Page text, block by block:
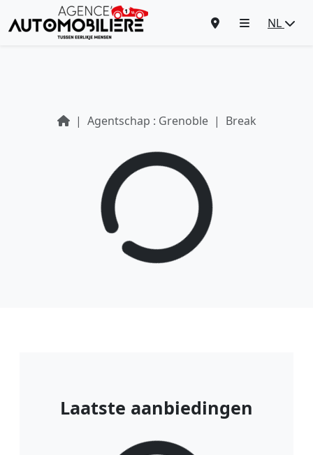
NL
Agentschap : Grenoble Break
Laatste aanbiedingen